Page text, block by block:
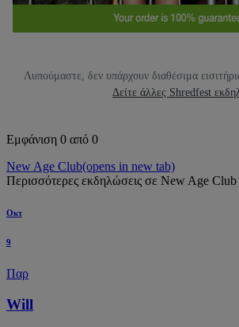
Λυπούμαστε, δεν υπάρχουν διαθέσιμα
Δείτε άλλες Shredfest
Εμφάνιση 0 από 0
New Age Club(opens in new tab)
Περισσότερες εκδηλώσεις σε New Age Club
Οκτ
9
Παρ
Will